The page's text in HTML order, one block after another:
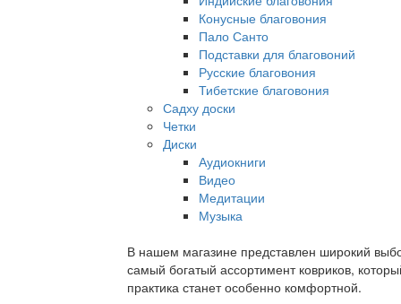
Конусные благовония
Пало Санто
Подставки для благовоний
Русские благовония
Тибетские благовония
Садху доски
Четки
Диски
Аудиокниги
Видео
Медитации
Музыка
В нашем магазине представлен широкий
самый богатый ассортимент ковриков,
практика станет особенно комфортной.